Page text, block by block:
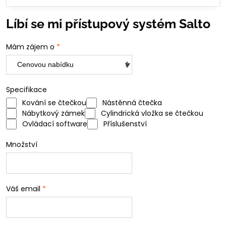
Líbí se mi přístupový systém Salto
Mám zájem o *
Specifikace
Kování se čtečkou
Nástěnná čtečka
Nábytkový zámek
Cylindrická vložka se čtečkou
Ovládací software
Příslušenství
Množství
Váš email *